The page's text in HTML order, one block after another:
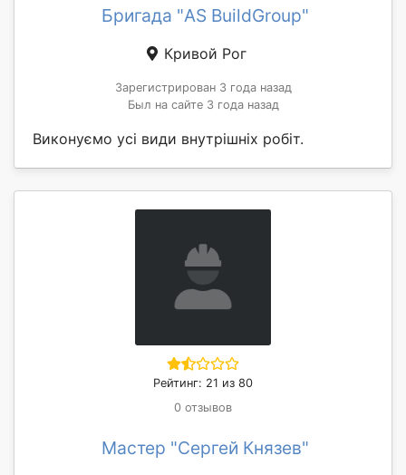
Бригада "AS BuildGroup"
Кривой Рог
Зарегистрирован 3 года назад
Был на сайте 3 года назад
Виконуємо усі види внутрішніх робіт.
Рейтинг: 21 из 80
0 отзывов
Мастер "Сергей Князев"